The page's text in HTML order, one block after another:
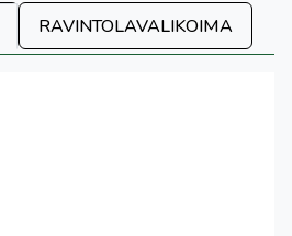
RAVINTOLAVALIKOIMA